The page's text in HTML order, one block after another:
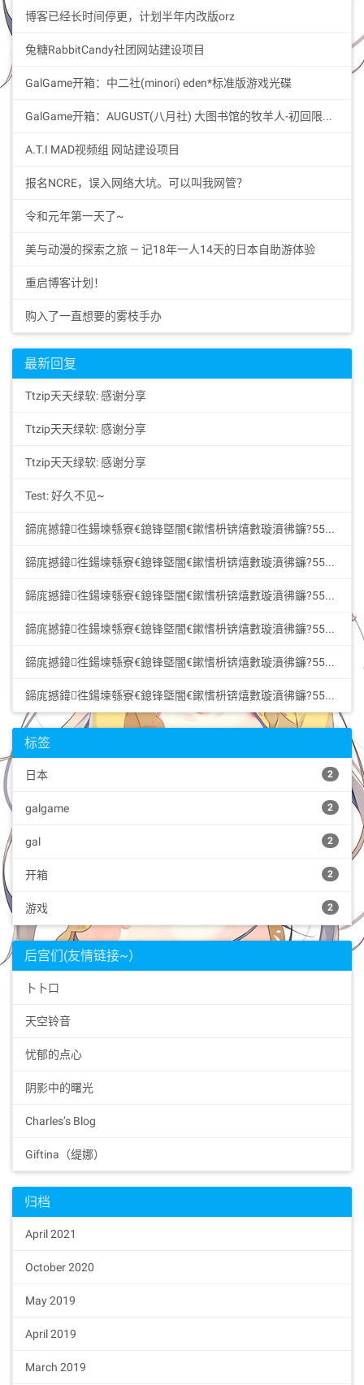
博客已经长时间停更，计划半年内改版orz
兔糖RabbitCandy社团网站建设项目
GalGame开箱：中二社(minori) eden*标准版游戏光碟
GalGame开箱：AUGUST(八月社) 大图书馆的牧羊人-初回限定Premium版特典BOX
A.T.I MAD视频组 网站建设项目
报名NCRE，误入网络大坑。可以叫我网管？
令和元年第一天了~
美与动漫的探索之旅 — 记18年一人14天的日本自助游体验
重启博客计划！
购入了一直想要的雾枝手办
最新回复
Ttzip天天绿软: 感谢分享
Ttzip天天绿软: 感谢分享
Ttzip天天绿软: 感谢分享
Test: 好久不见~
鍗庣撼鍏徃鍚堜綔寮€鎴锋墍闇€鏉愭枡锛熺數璇濆彿鐮?5587291507 寰俊STS5099: 华纳圣淘沙公司开户新手教程零基础学会（183-8890...
鍗庣撼鍏徃鍚堜綔寮€鎴锋墍闇€鏉愭枡锛熺數璇濆彿鐮?5587291507 寰俊STS5099: 华纳圣淘沙公司开户新手教程零基础学会（183-8890...
鍗庣撼鍏徃鍚堜綔寮€鎴锋墍闇€鏉愭枡锛熺數璇濆彿鐮?5587291507 寰俊STS5099: 华纳圣淘沙公司开户新手教程零基础学会（183-8890...
鍗庣撼鍏徃鍚堜綔寮€鎴锋墍闇€鏉愭枡锛熺數璇濆彿鐮?5587291507 寰俊STS5099: 华纳圣淘沙公司开户新手教程零基础学会（183-8890...
鍗庣撼鍏徃鍚堜綔寮€鎴锋墍闇€鏉愭枡锛熺數璇濆彿鐮?5587291507 寰俊STS5099: 华纳圣淘沙开户步骤详解（183-8890-9465—?...
鍗庣撼鍏徃鍚堜綔寮€鎴锋墍闇€鏉愭枡锛熺數璇濆彿鐮?5587291507 寰俊STS5099: 华纳圣淘沙开户步骤详解（183-8890-9465—?...
标签
日本 2
galgame 2
gal 2
开箱 2
游戏 2
后宫们(友情链接~）
卜卜口
天空铃音
忧郁的点心
阴影中的曙光
Charles’s Blog
Giftina（缇娜）
归档
April 2021
October 2020
May 2019
April 2019
March 2019